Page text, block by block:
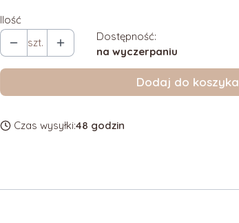
Ilość
szt.
Dostępność:
na wyczerpaniu
Dodaj do koszyka
Czas wysyłki:48 godzin